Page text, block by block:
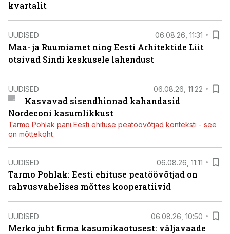
kvartalit
UUDISED 06.08.26, 11:31
Maa- ja Ruumiamet ning Eesti Arhitektide Liit
otsivad Sindi keskusele lahendust
UUDISED 06.08.26, 11:22
Kasvavad sisendhinnad kahandasid
Nordeconi kasumlikkust
Tarmo Pohlak pani Eesti ehituse peatöövõtjad konteksti - see
on mõttekoht
UUDISED 06.08.26, 11:11
Tarmo Pohlak: Eesti ehituse peatöövõtjad on
rahvusvahelises mõttes kooperatiivid
UUDISED 06.08.26, 10:50
Merko juht firma kasumikaotusest: väljavaade